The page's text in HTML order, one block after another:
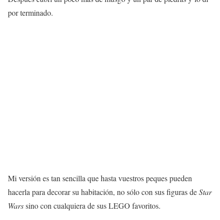
por terminado.
Mi versión es tan sencilla que hasta vuestros peques pueden
hacerla para decorar su habitación, no sólo con sus figuras deStar
Warssino con cualquiera de sus LEGO favoritos.